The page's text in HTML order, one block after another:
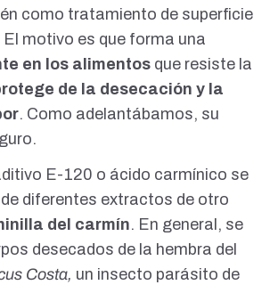
como tratamiento de superficie
motivo es que forma una
en los alimentos que resiste la
de la desecación y la
. Como adelantábamos, su
E-120 o ácido carmínico se
diferentes extractos de otro
del carmín. En general, se
desecados de la hembra del
Costa, un insecto parásito de